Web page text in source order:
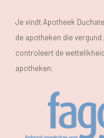
Je vindt Apotheek
de apotheken die vergund
controleert de
apotheken.